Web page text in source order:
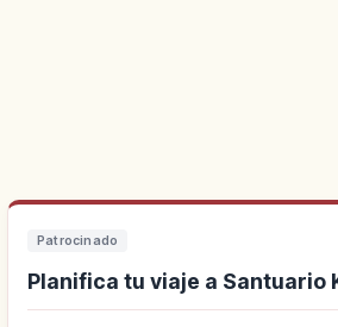
Patrocinado
Planifica tu viaje a Santuario